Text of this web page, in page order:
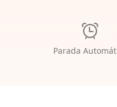
Parada